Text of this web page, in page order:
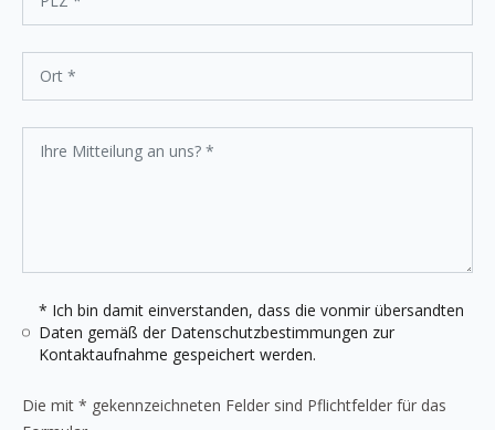
* Ich bin damit einverstanden, dass die vonmir übersandten
Daten gemäß der Datenschutzbestimmungen zur
Kontaktaufnahme gespeichert werden.
Die mit * gekennzeichneten Felder sind Pflichtfelder für das